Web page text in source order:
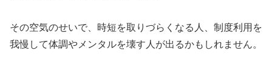
その空気のせいで、時短を取りづらくなる人、制度利用を
我慢して体調やメンタルを壊す人が出るかもしれません。